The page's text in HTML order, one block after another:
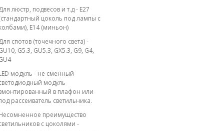
люстр, подвесов и т.д - E27
цоколь под лампы с
E14 (миньон)
спотов (точечного света) -
G5.3, GU5.3, GX5.3, G9, G4,
модуль - не сменный
модуль
в плафон или
рассеиватель светильника.
преимущество
с цоколями -